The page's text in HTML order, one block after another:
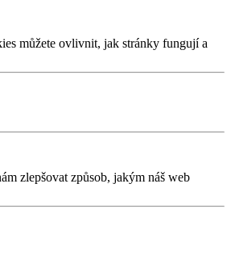
můžete ovlivnit, jak stránky fungují a
zlepšovat způsob, jakým náš web